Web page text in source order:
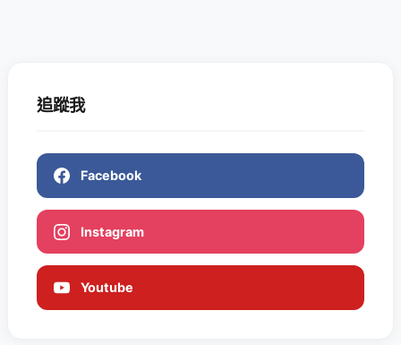
追蹤我
Facebook
Instagram
Youtube